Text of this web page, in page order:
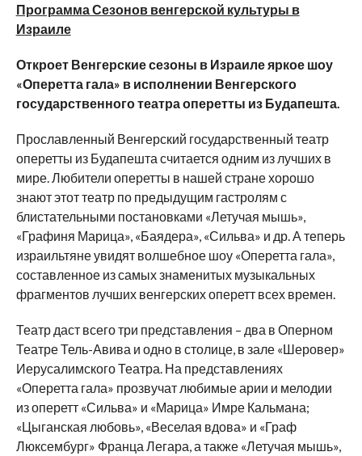
Программа Сезонов венгерской культуры в
Израиле
Откроет Венгерские сезоны в Израиле яркое шоу
«Оперетта гала» в исполнении Венгерского
государственного театра оперетты из Будапешта.
Прославленный Венгерский государственный театр
оперетты из Будапешта считается одним из лучших в
мире. Любители оперетты в нашей стране хорошо
знают этот театр по предыдущим гастролям с
блистательными постановками «Летучая мышь»,
«Графиня Марица», «Баядера», «Сильва» и др. А теперь
израильтяне увидят волшебное шоу «Оперетта гала»,
составленное из самых знаменитых музыкальных
фрагментов лучших венгерских оперетт всех времен.
Театр даст всего три представления – два в Оперном
Театре Тель-Авива и одно в столице, в зале «Шеровер»
Иерусалимского Театра. На представлениях
«Оперетта гала» прозвучат любимые арии и мелодии
из оперетт «Сильва» и «Марица» Имре Кальмана;
«Цыганская любовь», «Веселая вдова» и «Граф
Люксембург» Франца Легара, а также «Летучая мышь»,